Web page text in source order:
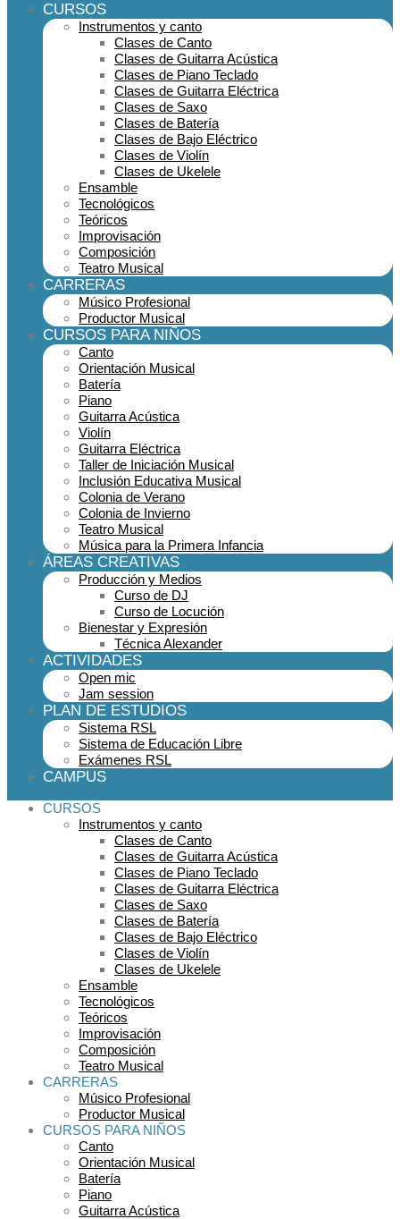
CURSOS
Instrumentos y canto
Clases de Canto
Clases de Guitarra Acústica
Clases de Piano Teclado
Clases de Guitarra Eléctrica
Clases de Saxo
Clases de Batería
Clases de Bajo Eléctrico
Clases de Violín
Clases de Ukelele
Ensamble
Tecnológicos
Teóricos
Improvisación
Composición
Teatro Musical
CARRERAS
Músico Profesional
Productor Musical
CURSOS PARA NIÑOS
Canto
Orientación Musical
Batería
Piano
Guitarra Acústica
Violín
Guitarra Eléctrica
Taller de Iniciación Musical
Inclusión Educativa Musical
Colonia de Verano
Colonia de Invierno
Teatro Musical
Música para la Primera Infancia
ÁREAS CREATIVAS
Producción y Medios
Curso de DJ
Curso de Locución
Bienestar y Expresión
Técnica Alexander
ACTIVIDADES
Open mic
Jam session
PLAN DE ESTUDIOS
Sistema RSL
Sistema de Educación Libre
Exámenes RSL
CAMPUS
CURSOS
Instrumentos y canto
Clases de Canto
Clases de Guitarra Acústica
Clases de Piano Teclado
Clases de Guitarra Eléctrica
Clases de Saxo
Clases de Batería
Clases de Bajo Eléctrico
Clases de Violín
Clases de Ukelele
Ensamble
Tecnológicos
Teóricos
Improvisación
Composición
Teatro Musical
CARRERAS
Músico Profesional
Productor Musical
CURSOS PARA NIÑOS
Canto
Orientación Musical
Batería
Piano
Guitarra Acústica